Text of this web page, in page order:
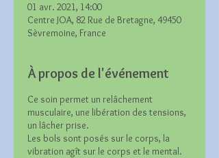
01 avr. 2021, 14:00
Centre JOA, 82 Rue de Bretagne, 49450
Sèvremoine, France
À propos de l'événement
Ce soin permet un relâchement
musculaire, une libération des tensions,
un lâcher prise.
Les bols sont posés sur le corps, la
vibration agît sur le corps et le mental.